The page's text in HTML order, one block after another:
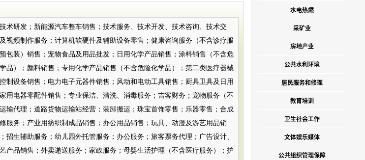
术研发；新能源汽车整车销售；技术服务、技术开发、技术咨询、技术交
视频制作服务；计算机软硬件及辅助设备零售；健康咨询服务（不含诊疗服
包装）销售；宠物食品及用品批发；日用化学产品销售；涂料销售（不含危
品）；颜料销售；专用化学产品销售（不含危险化学品）；第二类医疗器械
制设备销售；电力电子元器件销售；风动和电动工具销售；厨具卫具及日用
用电器零配件销售；专业保洁、清洗、消毒服务；吉客财务；宠物服务（不
输代理；道路货物运输站经营；装卸搬运；珠宝首饰零售；乐器零售；合成
服务；产业用纺织制成品销售；办公用品销售；玩具、动漫及游艺用品销
生辅助服务；幼儿园外托管服务；办公服务；旅客票务代理；广告设计、
产品销售；外卖递送服务；家政服务；母婴生活护理（不含医疗服务）；护
水电热燃
采矿业
房地产业
公共水利环境
居民服务和修理
教育培训
卫生社会工作
文体娱乐媒体
公共组织管理保障